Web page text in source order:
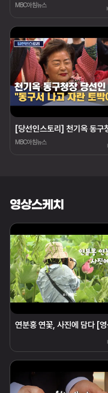
MBC아침뉴스
MBC아침뉴스
영상스케치